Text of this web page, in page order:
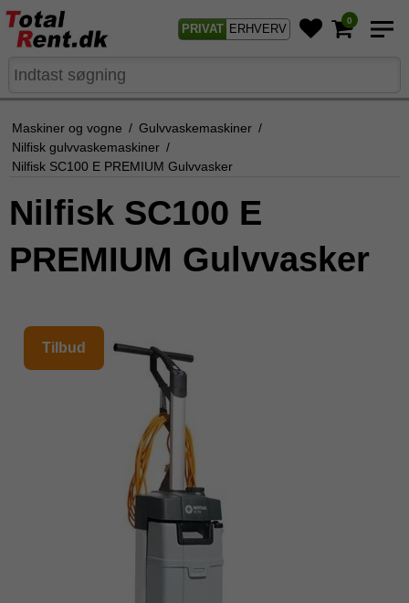
PRIVAT ERHVERV
0
Maskiner og vogne / Gulvvaskemaskiner /
Nilfisk gulvvaskemaskiner /
Nilfisk SC100 E PREMIUM Gulvvasker
Nilfisk SC100 E
PREMIUM Gulvvasker
Tilbud